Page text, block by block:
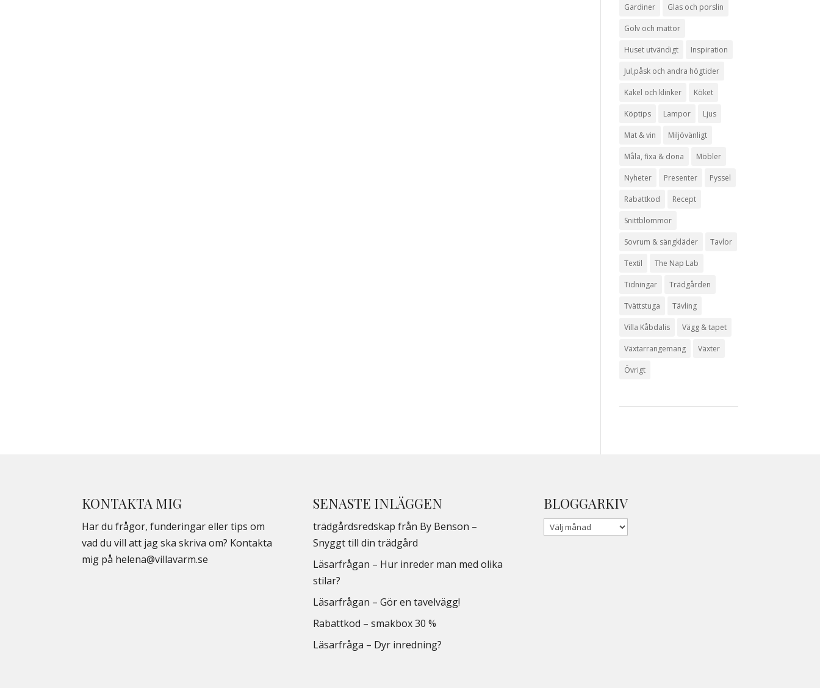
Gardiner Glas och porslin
Golv och mattor
Huset utvändigt Inspiration
Jul,påsk och andra högtider
Kakel och klinker Köket
Köptips Lampor Ljus
Mat & vin Miljövänligt
Måla, fixa & dona Möbler
Nyheter Presenter Pyssel
Rabattkod Recept
Snittblommor
Sovrum & sängkläder Tavlor
Textil The Nap Lab
Tidningar Trädgården
Tvättstuga Tävling
Villa Kåbdalis Vägg & tapet
Växtarrangemang Växter
Övrigt
KONTAKTA MIG
Har du frågor, funderingar eller tips om
vad du vill att jag ska skriva om? Kontakta
mig på helena@villavarm.se
SENASTE INLÄGGEN
trädgårdsredskap från By Benson –
Snyggt till din trädgård
Läsarfrågan – Hur inreder man med olika
stilar?
Läsarfrågan – Gör en tavelvägg!
Rabattkod – smakbox 30 %
Läsarfråga – Dyr inredning?
BLOGGARKIV